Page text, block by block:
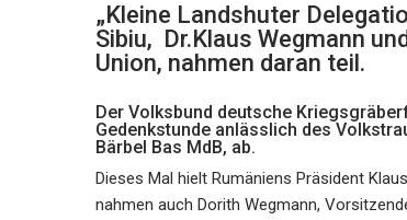
„Kleine Landshuter
Sibiu, Dr.Klaus Wegmann
Union, nahmen daran teil.
Der Volksbund deutsche
Gedenkstunde anlässlich des
Bärbel Bas MdB, ab.
Dieses Mal hielt Rumäniens Präsident
nahmen auch Dorith Wegmann,